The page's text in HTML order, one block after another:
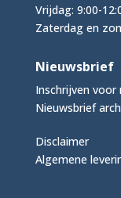
Vrijdag: 9:00-
Zaterdag en
Nieuwsbrief
Inschrijven voor
Nieuwsbrief
Disclaimer
Algemene